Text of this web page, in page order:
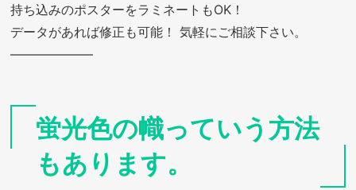
持ち込みのポスターをラミネートもOK！
データがあれば修正も可能！ 気軽にご相談下さい。
——————–
蛍光色の幟っていう方法
もあります。